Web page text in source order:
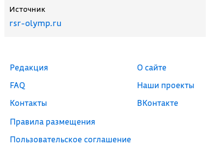
Источник
rsr-olymp.ru
Редакция
FAQ
Контакты
Правила размещения
Пользовательское соглашение
О сайте
Наши проекты
ВКонтакте